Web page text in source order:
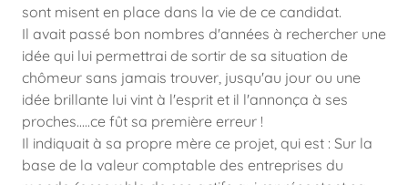
sont misent en place dans la vie de ce candidat.
Il avait passé bon nombres d'années à rechercher une
idée qui lui permettrai de sortir de sa situation de
chômeur sans jamais trouver, jusqu'au jour ou une
idée brillante lui vint à l'esprit et il l'annonça à ses
proches.....ce fût sa première erreur !
Il indiquait à sa propre mère ce projet, qui est : Sur la
base de la valeur comptable des entreprises du